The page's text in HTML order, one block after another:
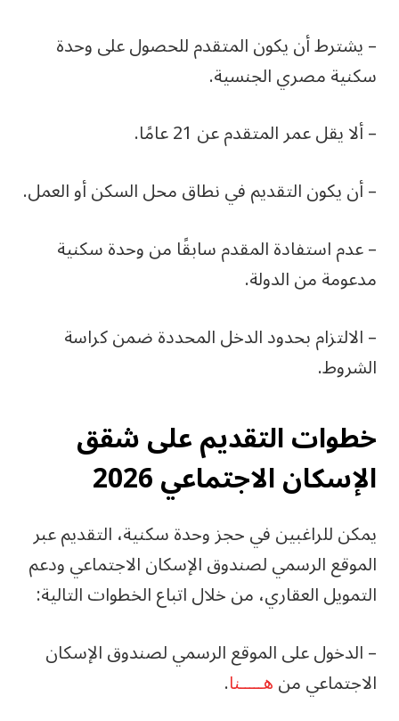
– يشترط أن يكون المتقدم للحصول على وحدة
سكنية مصري الجنسية.
– ألا يقل عمر المتقدم عن 21 عامًا.
– أن يكون التقديم في نطاق محل السكن أو العمل.
– عدم استفادة المقدم سابقًا من وحدة سكنية
مدعومة من الدولة.
– الالتزام بحدود الدخل المحددة ضمن كراسة
الشروط.
خطوات التقديم على شقق
الإسكان الاجتماعي 2026
يمكن للراغبين في حجز وحدة سكنية، التقديم عبر
الموقع الرسمي لصندوق الإسكان الاجتماعي ودعم
التمويل العقاري، من خلال اتباع الخطوات التالية:
– الدخول على الموقع الرسمي لصندوق الإسكان
الاجتماعي منهـــــنا.